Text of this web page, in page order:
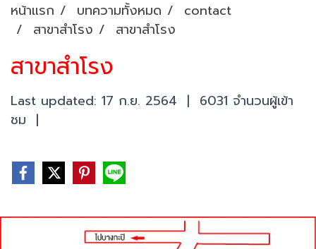
หน้าแรก บทความทั้งหมด
contact
สาขาสำโรง
สาขาสำโรง
สาขาสำโรง
Last updated: 17 ก.ย. 2564 | 6031 จำนวนผู้เข้า
ชม |